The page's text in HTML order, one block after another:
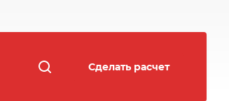
Сделать расчет